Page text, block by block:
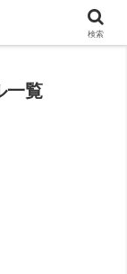
一覧
検索